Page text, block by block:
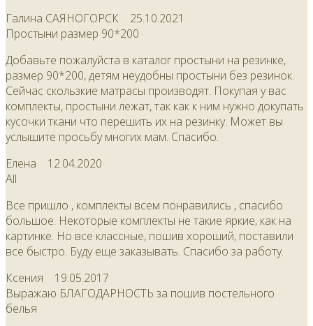
Галина САЯНОГОРСК 25.10.2021
Простыни размер 90*200
Добавьте пожалуйста в каталог простыни на резинке,
размер 90*200, детям неудобны простыни без резинок.
Сейчас скользкие матрасы производят. Покупая у вас
комплекты, простыни лежат, так как к ним нужно докупать
кусочки ткани что перешить их на резинку. Может вы
услышите просьбу многих мам. Спасибо.
Елена 12.04.2020
All
Все пришло , комплекты всем понравились , спасибо
большое. Некоторые комплекты не такие яркие, как на
картинке. Но все классные, пошив хороший, поставили
все быстро. Буду еще заказывать. Спасибо за работу.
Ксения 19.05.2017
Выражаю БЛАГОДАРНОСТЬ за пошив постельного
белья